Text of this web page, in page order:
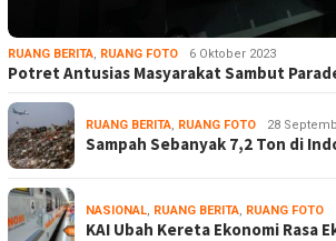
RUANG BERITA, RUANG FOTO 6 Oktober 2023
Potret Antusias Masyarakat Sambut
RUANG BERITA, RUANG FOTO 28
Sampah Sebanyak 7,2 Ton di
NASIONAL, RUANG BERITA, RUANG FOTO
KAI Ubah Kereta Ekonomi Rasa